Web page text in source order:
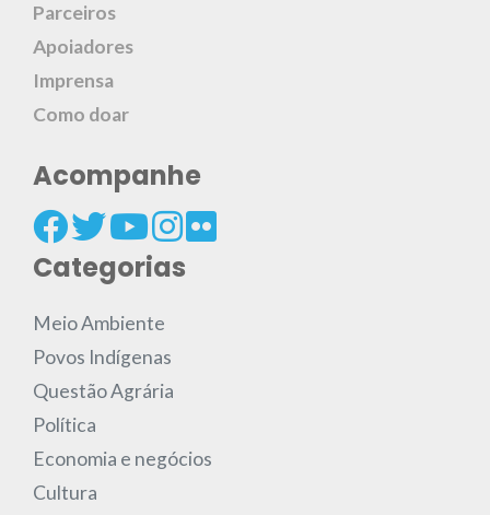
Parceiros
Apoiadores
Imprensa
Como doar
Acompanhe
Categorias
Meio Ambiente
Povos Indígenas
Questão Agrária
Política
Economia e negócios
Cultura